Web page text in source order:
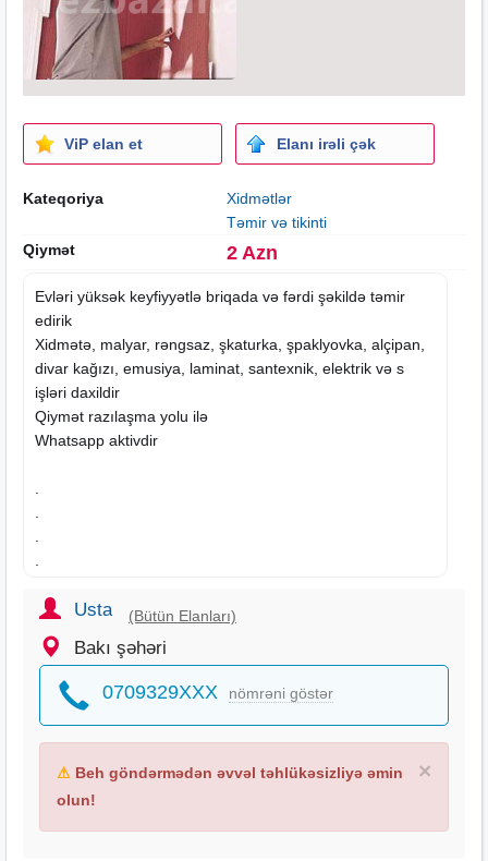
ViP elan et Elanı irəli çək
Kateqoriya
Xidmətlər
Təmir və tikinti
Qiymət
2 Azn
Evləri yüksək keyfiyyətlə briqada və fərdi şəkildə təmir
edirik
Xidmətə, malyar, rəngsaz, şkaturka, şpaklyovka, alçipan,
divar kağızı, emusiya, laminat, santexnik, elektrik və s
işləri daxildir
Qiymət razılaşma yolu ilə
Whatsapp aktivdir
Usta (Bütün Elanları)
Bakı şəhəri
0709329XXX nömrəni göstər
×
⚠ Beh göndərmədən əvvəl təhlükəsizliyə əmin
olun!